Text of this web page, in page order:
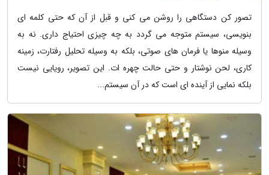
تصور کن دستگاهی را روشن می کنی و قبل از آن که حتی کلمه ای
بنویسی، سیستم متوجه می گردد به چه چیزی احتیاج داری. نه به
وسیله منوها یا فرمان های صوتی، بلکه به وسیله تحلیل رفتارت، زمینه
کاری، لحن نوشتار و حتی حالت چهره ات. این تصویر، رویایی نیست
بلکه نمایی از آینده ای است که در آن سیستم...